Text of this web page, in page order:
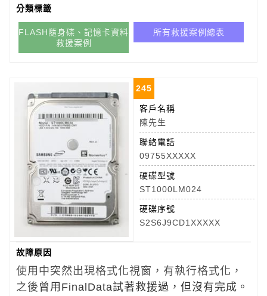
分類標籤
FLASH隨身碟、記憶卡資料
救援案例
所有救援案例總表
245
客戶名稱
陳先生
聯絡電話
09755XXXXX
硬碟型號
ST1000LM024
硬碟序號
S2S6J9CD1XXXXX
故障原因
使用中突然出現格式化視窗，有執行格式化，
之後 曾用FinalData試著救援過，但沒有完成。